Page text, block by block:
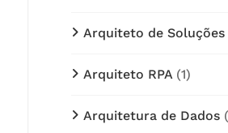
Arquiteto de Soluções
Arquiteto RPA(1)
Arquitetura de Dados